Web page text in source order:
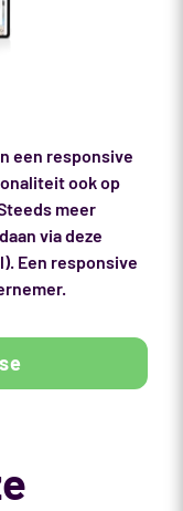
een responsive
ook op
meer
via deze
Een responsive